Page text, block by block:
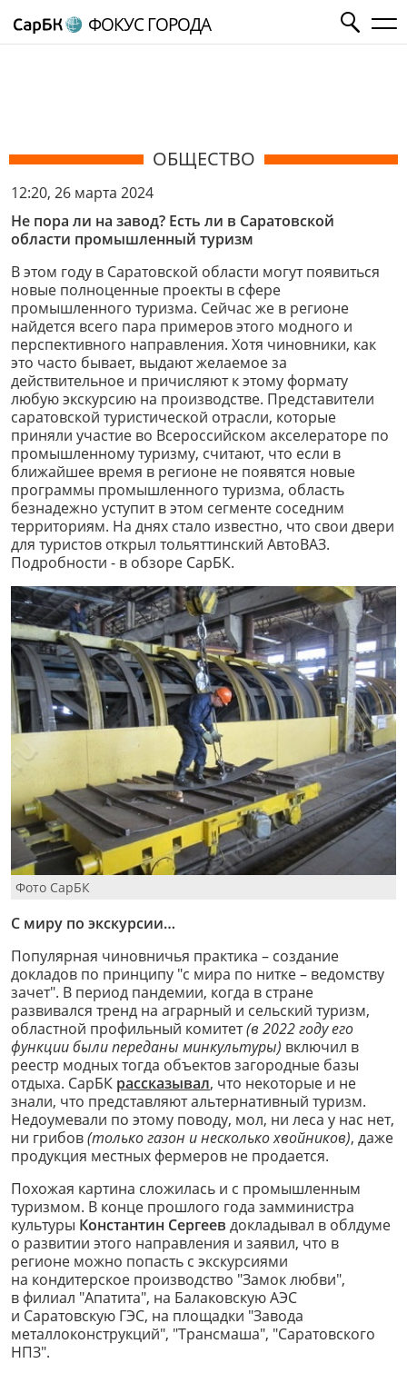
ФОКУС ГОРОДА
ОБЩЕСТВО
12:20, 26 марта 2024
Не пора ли на завод? Есть ли в Саратовской
области промышленный туризм
В этом году в Саратовской области могут появиться
новые полноценные проекты в сфере
промышленного туризма. Сейчас же в регионе
найдется всего пара примеров этого модного и
перспективного направления. Хотя чиновники, как
это часто бывает, выдают желаемое за
действительное и причисляют к этому формату
любую экскурсию на производстве. Представители
саратовской туристической отрасли, которые
приняли участие во Всероссийском акселераторе по
промышленному туризму, считают, что если в
ближайшее время в регионе не появятся новые
программы промышленного туризма, область
безнадежно уступит в этом сегменте соседним
территориям. На днях стало известно, что свои двери
для туристов открыл тольяттинский АвтоВАЗ.
Подробности - в обзоре СарБК.
Фото СарБК
С миру по экскурсии…
Популярная чиновничья практика – создание
докладов по принципу "с мира по нитке – ведомству
зачет". В период пандемии, когда в стране
развивался тренд на аграрный и сельский туризм,
областной профильный комитет(в 2022 году его
функции были переданы минкультуры) включил в
реестр модных тогда объектов загородные базы
отдыха. СарБК рассказывал, что некоторые и не
знали, что представляют альтернативный туризм.
Недоумевали по этому поводу, мол, ни леса у нас нет,
ни грибов(только газон и несколько хвойников), даже
продукция местных фермеров не продается.
Похожая картина сложилась и с промышленным
туризмом. В конце прошлого года замминистра
культуры Константин Сергеев докладывал в облдуме
о развитии этого направления и заявил, что в
регионе можно попасть с экскурсиями
на кондитерское производство "Замок любви",
в филиал "Апатита", на Балаковскую АЭС
и Саратовскую ГЭС, на площадки "Завода
металлоконструкций", "Трансмаша", "Саратовского
НПЗ".